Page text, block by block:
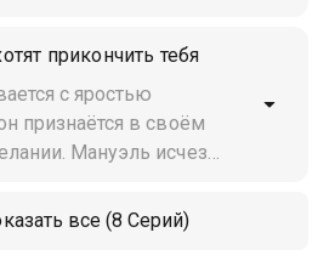
Сальвадора, и он
с Камилой,
прикончить тебя
с яростью
признаётся в своём
Мануэль исчез,
сына. Это
Камилу, которая
все (8 Серий)